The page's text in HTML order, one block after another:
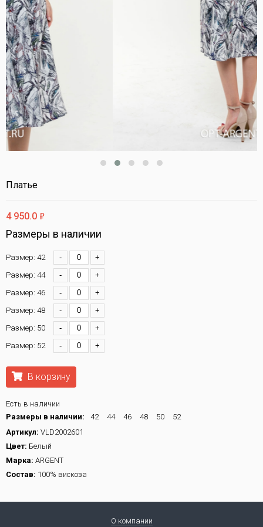
Платье
4 950.0 ф
Размеры в наличии
Размер: 42 -
+
Размер: 44
-
+
Размер: 46
-
+
Размер: 48
-
+
Размер: 50
-
+
Размер: 52
- +
В корзину
Есть в наличии
Размеры в наличии:
42 44 46 48 50
52
Артикул: VLD2002601
Цвет: Белый
Марка: ARGENT
Состав: 100% вискоза
О компании